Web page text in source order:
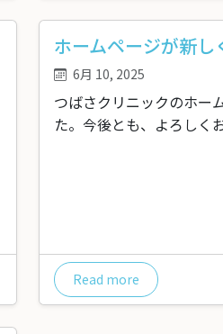
ホームページが新し
6月 10, 2025
つばさクリニックのホー
た。今後とも、よろしく
Read more